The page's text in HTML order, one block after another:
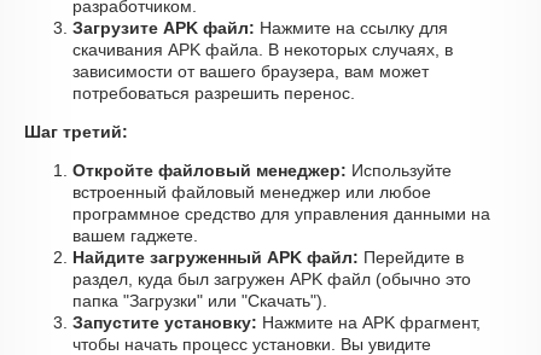
разработчиком.
Загрузите APK файл: Нажмите на ссылку для
скачивания APK файла. В некоторых случаях, в
зависимости от вашего браузера, вам может
потребоваться разрешить перенос.
Шаг третий:
Откройте файловый менеджер: Используйте
встроенный файловый менеджер или любое
программное средство для управления данными на
вашем гаджете.
Найдите загруженный APK файл: Перейдите в
раздел, куда был загружен APK файл (обычно это
папка "Загрузки" или "Скачать").
Запустите установку: Нажмите на APK фрагмент,
чтобы начать процесс установки. Вы увидите